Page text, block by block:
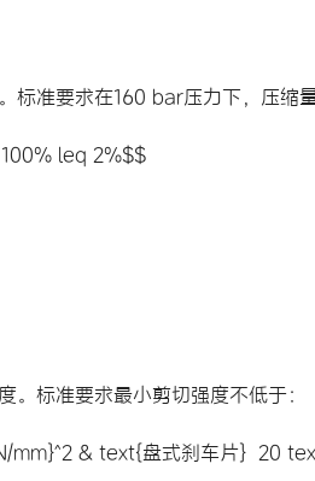
标准要求在160 bar压力下，压缩
leq 2%$$
标准要求最小剪切强度不低于：
& text{盘式刹车片}  20